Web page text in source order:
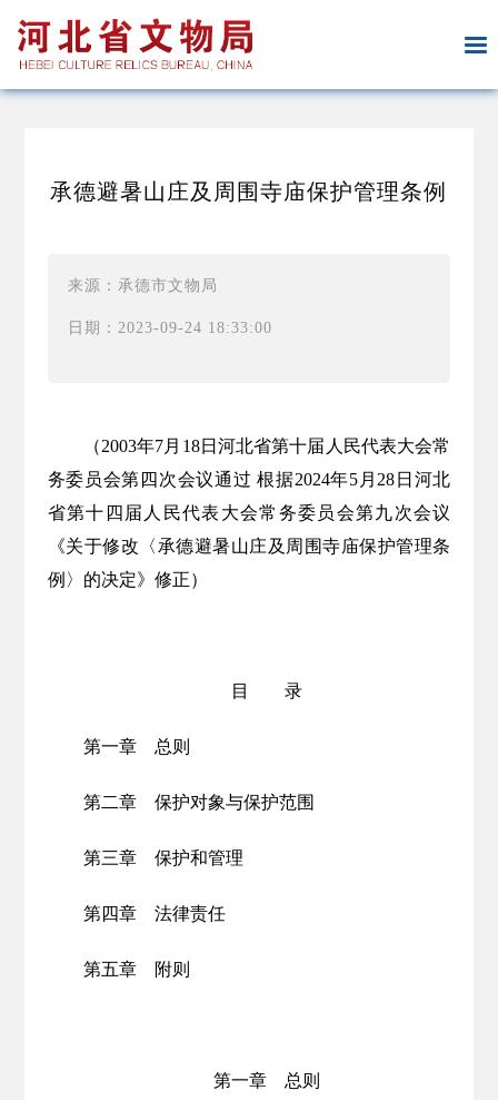
承德避暑山庄及周围寺庙保护管理条例
来源：承德市文物局
日期：2023-09-24 18:33:00
（2003年7月18日河北省第十届人民代表大会常
务委员会第四次会议通过 根据2024年5月 28 日河北
省第十四届人民代表大会常务委员会第九次会议
《关于修改〈承德避暑山庄及周围寺庙保护管理条
例〉的决定》修正）
目 录
第一章 总则
第二章 保护对象与保护范围
第三章 保护和管理
第四章 法律责任
第五章 附则
第一章 总则